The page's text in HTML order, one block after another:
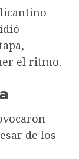
el ritmo.
de los